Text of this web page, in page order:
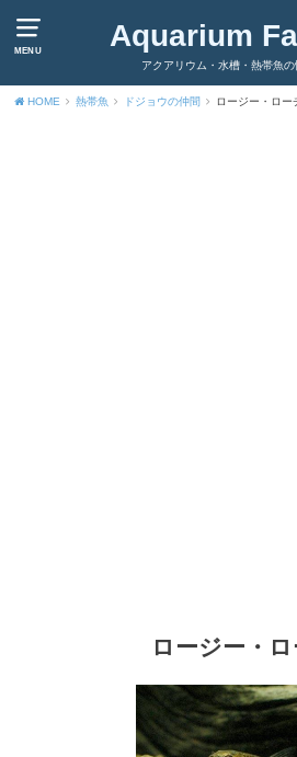
MENU Aquarium
アクアリウム・水槽・熱帯魚の
HOME 熱帯魚 ドジョウの仲間 ロージー・ロー
ロージー・